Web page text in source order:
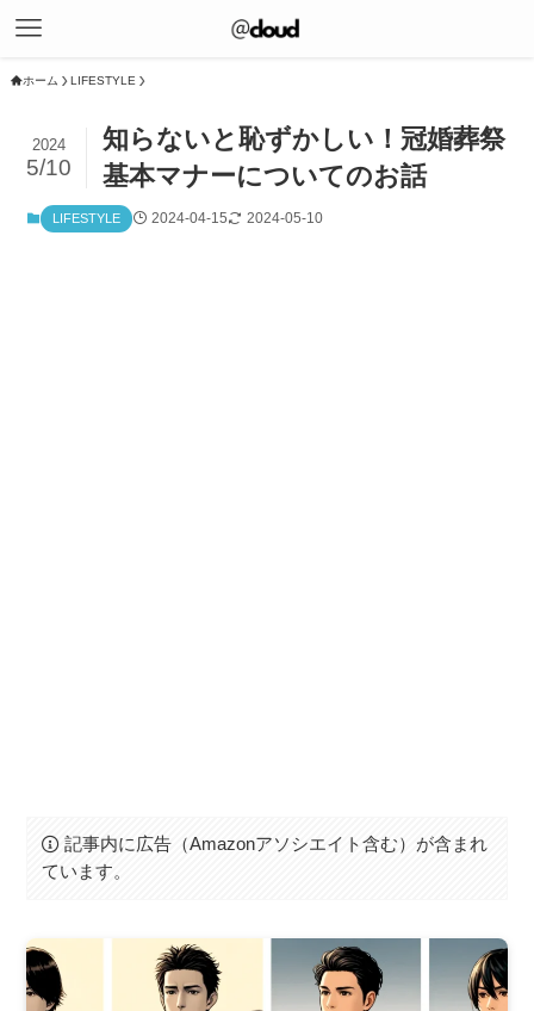
ホーム LIFESTYLE
知らないと恥ずかしい！冠婚葬祭
基本マナーについてのお話
2024
5/10
LIFESTYLE 2024-04-15 2024-05-10
記事内に広告（Amazonアソシエイト含む）が含まれ
ています。